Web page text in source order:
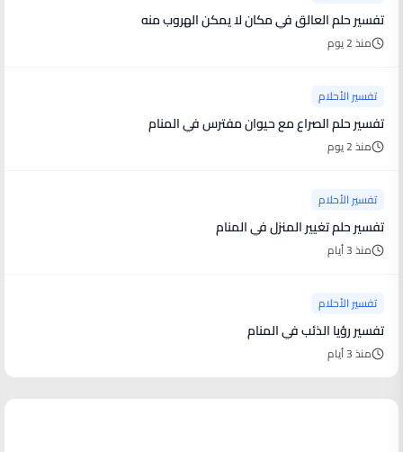
تفسير حلم العالق في مكان لا يمكن الهروب منه
منذ 2 يوم
تفسير الأحلام
تفسير حلم الصراع مع حيوان مفترس في المنام
منذ 2 يوم
تفسير الأحلام
تفسير حلم تغيير المنزل في المنام
منذ 3 أيام
تفسير الأحلام
تفسير رؤيا الذئب في المنام
منذ 3 أيام